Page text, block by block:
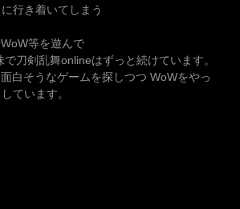
行き着いてしまう
等を遊んで
で刀剣乱舞onlineはずっと続けています。
白そうなゲームを探しつつ WoWをやっ
ています。